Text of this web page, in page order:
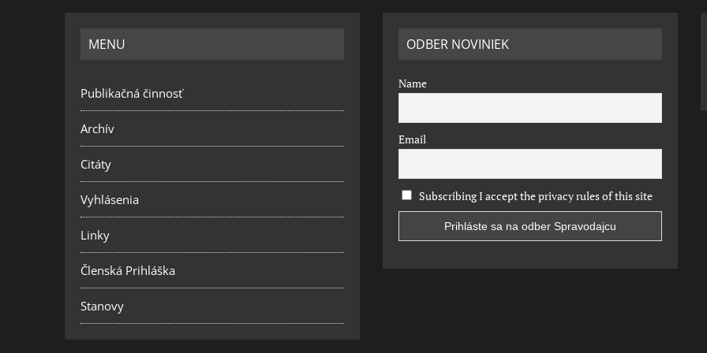
MENU
Publikačná činnosť
Archív
Citáty
Vyhlásenia
Linky
Členská Prihláška
Stanovy
ODBER NOVINIEK
Name
Email
Subscribing I accept the privacy rules of this site